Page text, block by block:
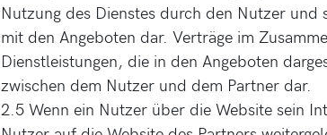
Nutzung des Dienstes durch den Nutzer und
mit den Angeboten dar. Verträge im
Dienstleistungen, die in den Angeboten
zwischen dem Nutzer und dem Partner dar.
2.5 Wenn ein Nutzer über die Website sein